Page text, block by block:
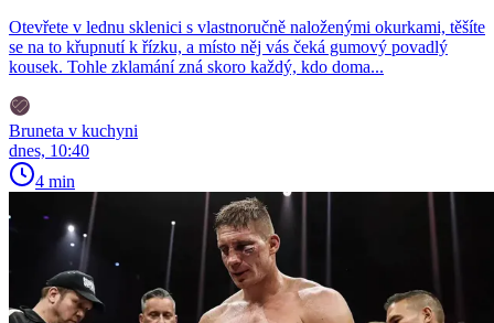
Otevřete v lednu sklenici s vlastnoručně naloženými okurkami, těšíte
se na to křupnutí k řízku, a místo něj vás čeká gumový povadlý
kousek. Tohle zklamání zná skoro každý, kdo doma...
Bruneta v kuchyni
dnes, 10:40
4 min